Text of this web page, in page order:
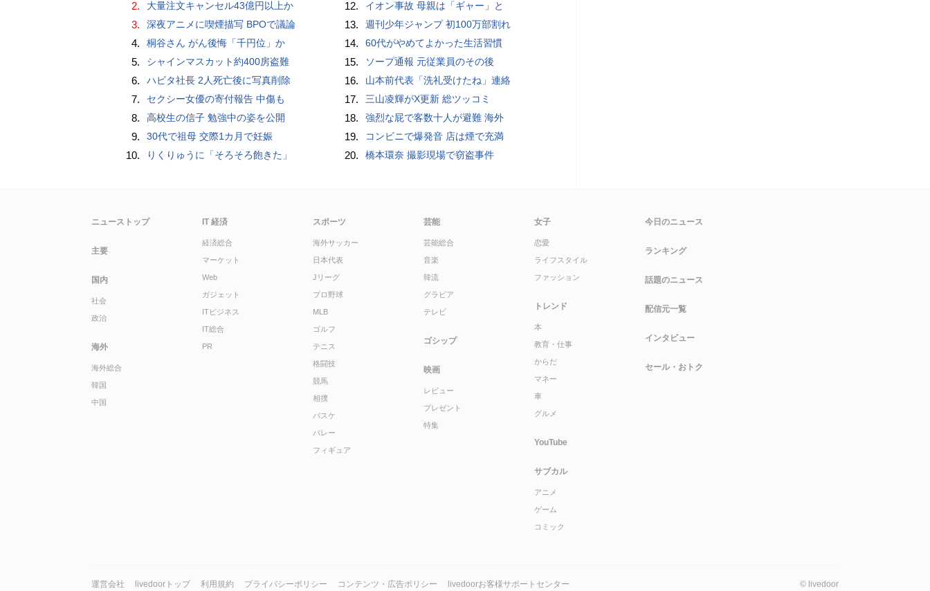
2. 大量注文キャンセル43億円以上か
3. 深夜アニメに喫煙描写 BPOで議論
4. 桐谷さん がん後悔「千円位」か
5. シャインマスカット約400房盗難
6. ハビタ社長 2人死亡後に写真削除
7. セクシー女優の寄付報告 中傷も
8. 高校生の信子 勉強中の姿を公開
9. 30代で祖母 交際1カ月で妊娠
10. りくりゅうに「そろそろ飽きた」
12. イオン事故 母親は「ギャー」と
13. 週刊少年ジャンプ 初100万部割れ
14. 60代がやめてよかった生活習慣
15. ソープ通報 元従業員のその後
16. 山本前代表「洗礼受けたね」連絡
17. 三山凌輝がX更新 総ツッコミ
18. 強烈な屁で客数十人が避難 海外
19. コンビニで爆発音 店は煙で充満
20. 橋本環奈 撮影現場で窃盗事件
ニューストップ
主要
国内
社会
政治
海外
海外総合
韓国
中国
IT 経済
経済総合
マーケット
Web
ガジェット
ITビジネス
IT総合
PR
スポーツ
海外サッカー
日本代表
Jリーグ
プロ野球
MLB
ゴルフ
テニス
格闘技
競馬
相撲
バスケ
バレー
フィギュア
芸能
芸能総合
音楽
韓流
グラビア
テレビ
ゴシップ
映画
レビュー
プレゼント
特集
女子
恋愛
ライフスタイル
ファッション
トレンド
本
教育・仕事
からだ
マネー
車
グルメ
YouTube
サブカル
アニメ
ゲーム
コミック
今日のニュース
ランキング
話題のニュース
配信元一覧
インタビュー
セール・おトク
運営会社 livedoorトップ 利用規約 プライバシーポリシー コンテンツ・広告ポリシー livedoorお客様サポートセンター © livedoor